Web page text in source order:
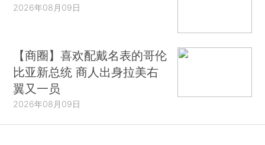
2026年08月09日
【商圈】喜欢配戴名表的哥伦
比亚新总统 商人出身拉美右
翼又一员
2026年08月09日